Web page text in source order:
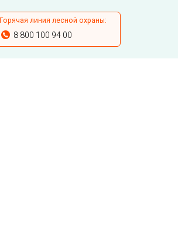
Горячая линия лесной охраны:
8 800 100 94 00